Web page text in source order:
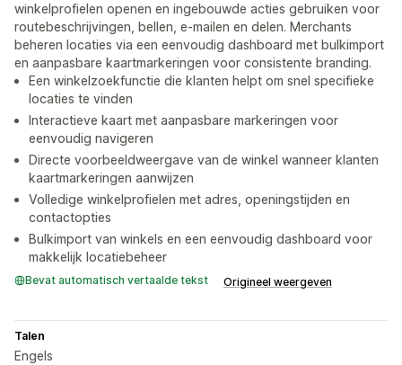
winkelprofielen openen en ingebouwde acties gebruiken voor
routebeschrijvingen, bellen, e-mailen en delen. Merchants
beheren locaties via een eenvoudig dashboard met bulkimport
en aanpasbare kaartmarkeringen voor consistente branding.
Een winkelzoekfunctie die klanten helpt om snel specifieke
locaties te vinden
Interactieve kaart met aanpasbare markeringen voor
eenvoudig navigeren
Directe voorbeeldweergave van de winkel wanneer klanten
kaartmarkeringen aanwijzen
Volledige winkelprofielen met adres, openingstijden en
contactopties
Bulkimport van winkels en een eenvoudig dashboard voor
makkelijk locatiebeheer
Bevat automatisch vertaalde tekst Origineel weergeven
Talen
Engels